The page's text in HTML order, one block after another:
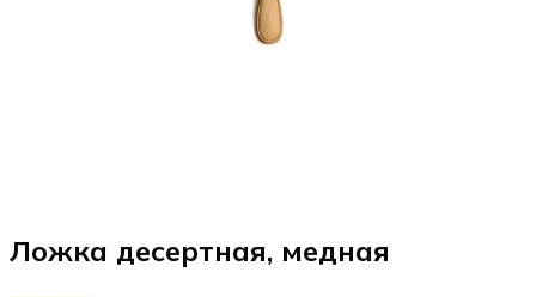
Ложка десертная, медная